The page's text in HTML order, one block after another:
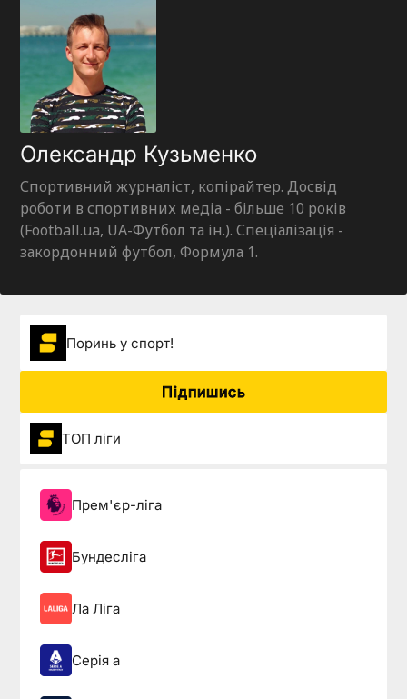
Олександр Кузьменко
Спортивний журналіст, копірайтер. Досвід
роботи в спортивних медіа - більше 10 років
(Football.ua, UA-Футбол та ін.). Спеціалізація -
закордонний футбол, Формула 1.
Поринь у спорт!
Підпишись
ТОП ліги
Прем'єр-ліга
Бундесліга
Ла Ліга
Серія а